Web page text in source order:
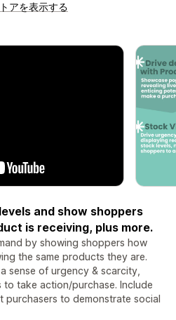
アを表示する
and show shoppers
is receiving, plus more.
by showing shoppers how
the same products they are.
sense of urgency & scarcity,
take action/purchase. Include
to demonstrate social